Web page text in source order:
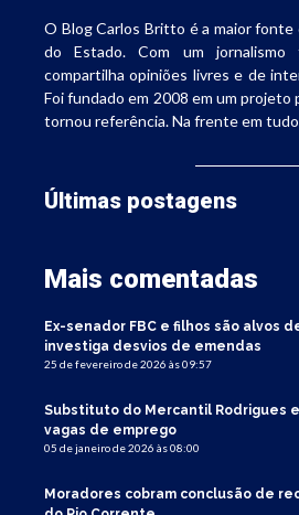
O Blog Carlos Britto é a maior
do Estado. Com um jornalismo
compartilha opiniões livres e de
Foi fundado em 2008 em um projeto
tornou referência. Na frente em
Últimas postagens
Mais comentadas
Ex-senador FBC e filhos são alvos
investiga desvios de emendas
25 de fevereiro de 2026 às 09:57
Substituto do Mercantil Rodrigues
vagas de emprego
05 de janeiro de 2026 às 08:00
Moradores cobram conclusão de